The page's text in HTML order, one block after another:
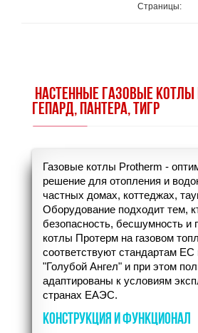
Страницы:
НАСТЕННЫЕ ГАЗОВЫЕ КОТЛЫ
ГЕПАРД, ПАНТЕРА, ТИГР
Газовые котлы Protherm -
решение для отопления и
частных домах, коттеджах,
Оборудование подходит тем,
безопасность, бесшумность и
котлы Протерм на газовом
соответствуют стандартам ЕС
"Голубой Ангел" и при этом
адаптированы к условиям
странах ЕАЭС.
КОНСТРУКЦИЯ И ФУНКЦИОНАЛ